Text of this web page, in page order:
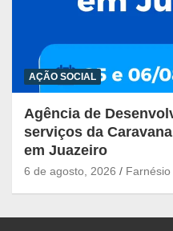
AÇÃO SOCIAL
Agência de
serviços da
em Juazeiro
6 de agosto, 2026 Farnésio